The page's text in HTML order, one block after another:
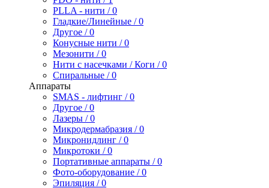
PLLA - нити / 0
Гладкие/Линейные / 0
Другое / 0
Конусные нити / 0
Мезонити / 0
Нити с насечками / Коги / 0
Спиральные / 0
Аппараты
SMAS - лифтинг / 0
Другое / 0
Лазеры / 0
Микродермабразия / 0
Микронидлинг / 0
Микротоки / 0
Портативные аппараты / 0
Фото-оборудование / 0
Эпиляция / 0